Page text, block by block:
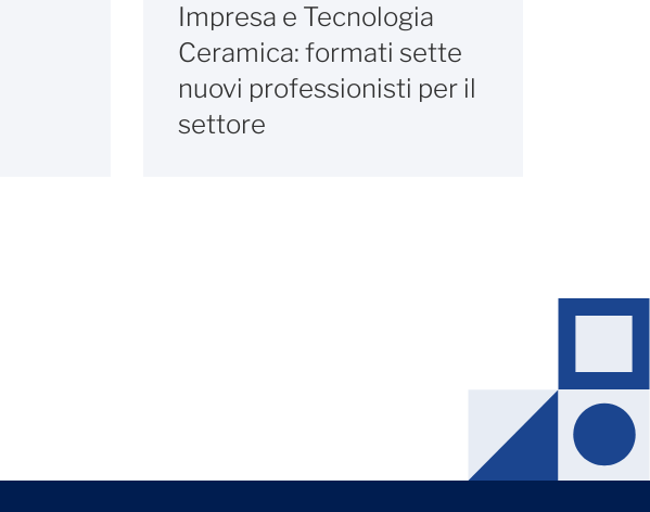
Impresa e Tecnologia
Ceramica: formati sette
nuovi professionisti per il
settore